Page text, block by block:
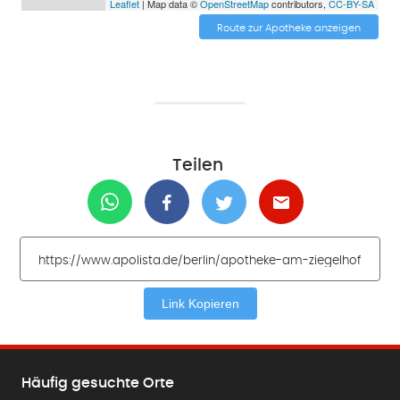
Leaflet| Map data ©OpenStreetMapcontributors, CC-BY-SA
Route zur Apotheke anzeigen
Teilen
Link Kopieren
Häufig gesuchte Orte